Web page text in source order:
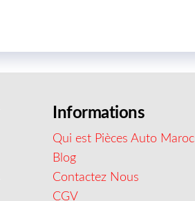
Informations
Qui est Pièces Auto Maroc
Blog
Contactez Nous
CGV